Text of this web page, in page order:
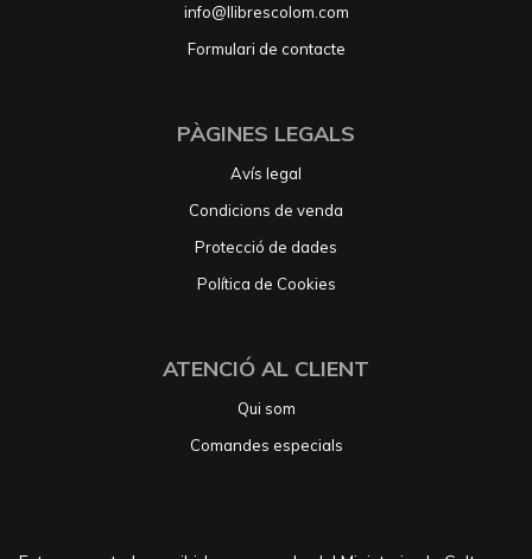
info@llibrescolom.com
Formulari de contacte
PÀGINES LEGALS
Avís legal
Condicions de venda
Protecció de dades
Política de Cookies
ATENCIÓ AL CLIENT
Qui som
Comandes especials